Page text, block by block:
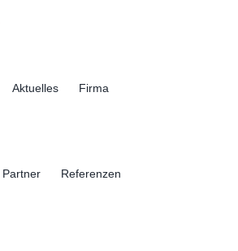
Aktuelles Firma
Partner Referenzen